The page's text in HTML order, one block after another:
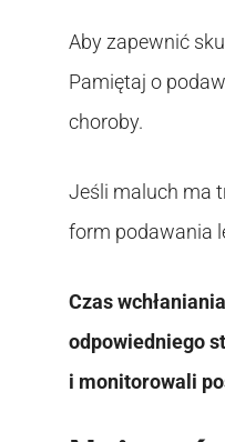
Aby zapewnić
Pamiętaj o
choroby.
Jeśli maluch ma
form podawania
Czas
odpowiedniego
i monitorowali